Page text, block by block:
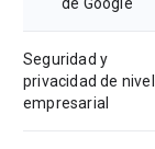
de Google
Seguridad y
privacidad de nivel
empresarial